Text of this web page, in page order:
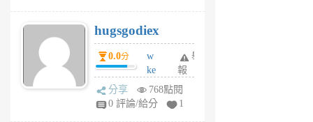
6
個
月
前
hugsgodiex
0.0分
w
ke
rv
pj
舉
報
分享
768點閱
0 評論/給分
1